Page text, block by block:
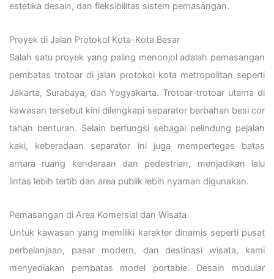
estetika desain, dan fleksibilitas sistem pemasangan.
Proyek di Jalan Protokol Kota-Kota Besar
Salah satu proyek yang paling menonjol adalah pemasangan
pembatas trotoar di jalan protokol kota metropolitan seperti
Jakarta, Surabaya, dan Yogyakarta. Trotoar-trotoar utama di
kawasan tersebut kini dilengkapi separator berbahan besi cor
tahan benturan. Selain berfungsi sebagai pelindung pejalan
kaki, keberadaan separator ini juga mempertegas batas
antara ruang kendaraan dan pedestrian, menjadikan lalu
lintas lebih tertib dan area publik lebih nyaman digunakan.
Pemasangan di Area Komersial dan Wisata
Untuk kawasan yang memiliki karakter dinamis seperti pusat
perbelanjaan, pasar modern, dan destinasi wisata, kami
menyediakan pembatas model portable. Desain modular